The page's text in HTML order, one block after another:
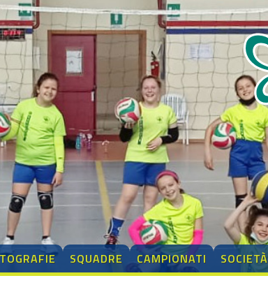
SQUADRE CAMPIONATI SOCIETÀ